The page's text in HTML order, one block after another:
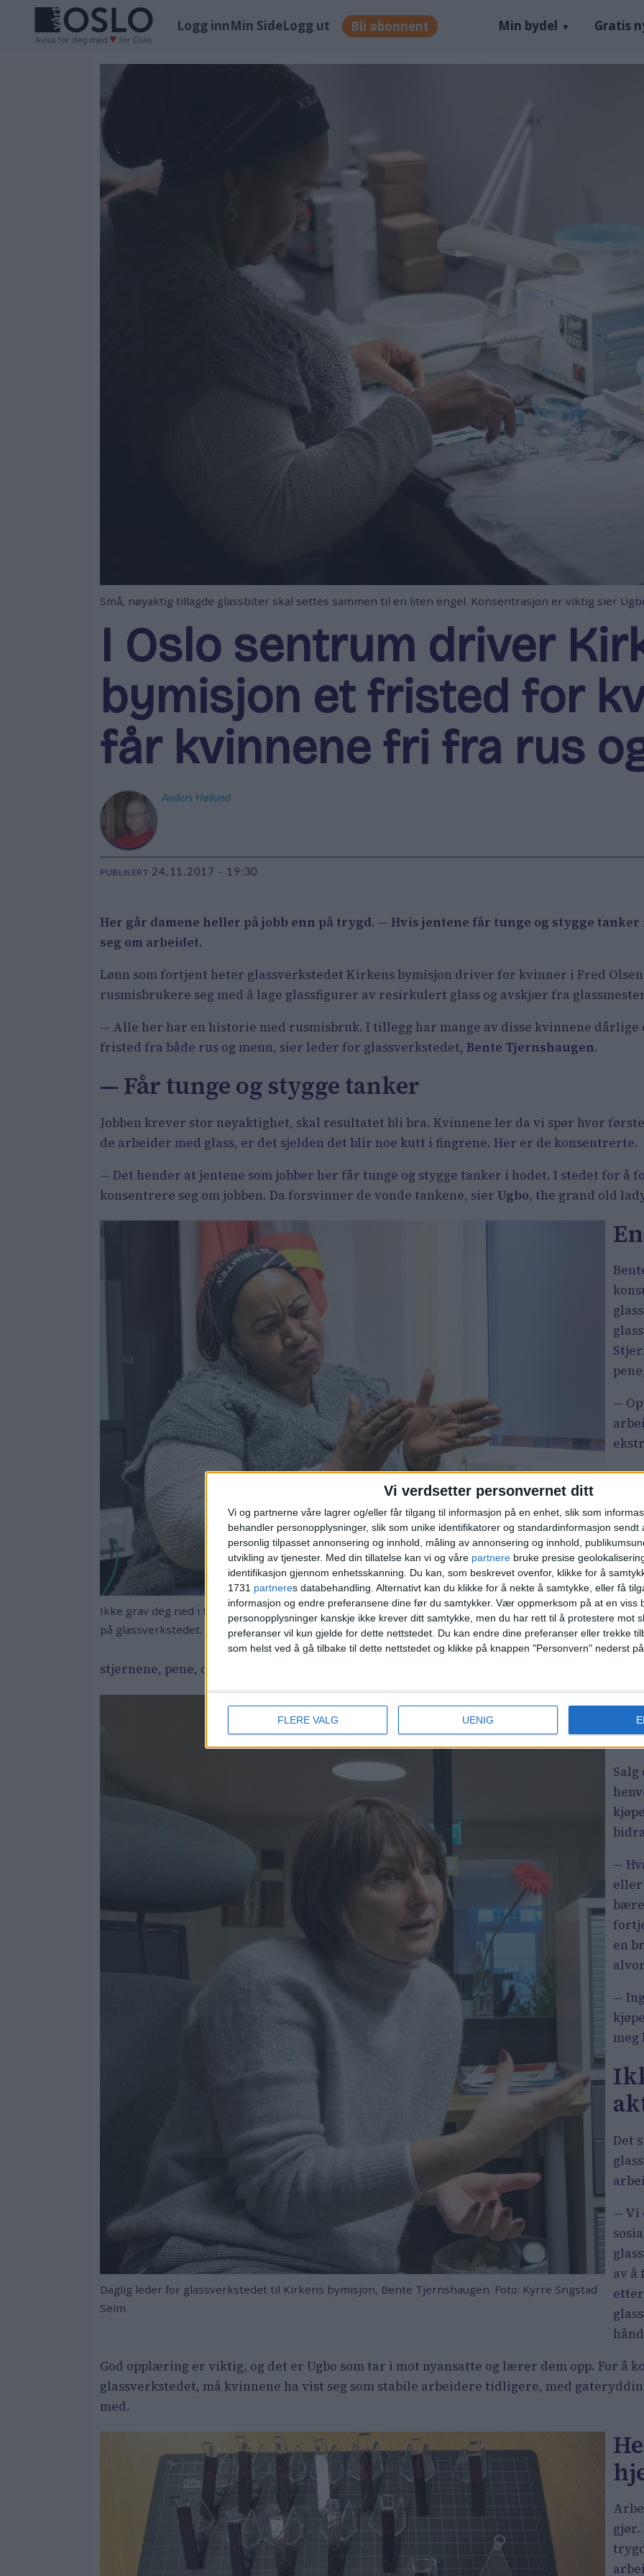
Vi verdsetter personvernet ditt
Vi og partnerne våre lagrer og/eller får tilgang til informasjon på en enhet, slik som
behandler personopplysninger, slik som unike identifikatorer og standardinformasjon sendt
personlig tilpasset annonsering og innhold, måling av annonsering og innhold,
utvikling av tjenester. Med din tillatelse kan vi og våre partnere bruke presise
identifikasjon gjennom enhetsskanning. Du kan, som beskrevet ovenfor, klikke for å
1731 partneres databehandling. Alternativt kan du klikke for å nekte å samtykke, eller få
informasjon og endre preferansene dine før du samtykker. Vær oppmerksom på at en viss
personopplysninger kanskje ikke krever ditt samtykke, men du har rett til å protestere mot
preferanser vil kun gjelde for dette nettstedet. Du kan endre dine preferanser eller trekke
som helst ved å gå tilbake til dette nettstedet og klikke på knappen "Personvern" nederst på
FLERE VALG UENIG
Logg innMin SideLogg ut Bli abonnent Min bydel Gratis
Små, nøyaktig tillagde glassbiter skal settes sammen til en liten engel. Konsentrasjon er viktig sier
I Oslo sentrum driver
bymisjon et fristed for
får kvinnene fri fra rus
Anders Høilund
PUBLISERT 24.11.2017 - 19:30
Her går damene heller på jobb enn på trygd. — Hvis jentene får tunge og stygge tanker
seg om arbeidet.
Lønn som fortjent heter glassverkstedet Kirkens bymisjon driver for kvinner i Fred
rusmisbrukere seg med å lage glassfigurer av resirkulert glass og avskjær fra
— Alle her har en historie med rusmisbruk. I tillegg har mange av disse kvinnene
fristed fra både rus og menn, sier leder for glassverkstedet, Bente Tjernshaugen.
— Får tunge og stygge tanker
Jobben krever stor nøyaktighet, skal resultatet bli bra. Kvinnene ler da vi spør hvor
de arbeider med glass, er det sjelden det blir noe kutt i fingrene. Her er de konsentrerte.
— Det hender at jentene som jobber her får tunge og stygge tanker i hodet. I stedet for å
konsentrere seg om jobben. Da forsvinner de vonde tankene, sierUgbo, the grand old
Ikke grav deg ned i tunge tanker, konsenter deg om jobben, og hodet vil bli lettere, sier Ugbo
på glassverkstedet. Foto: Kyrre Songstad Seim
—
—
dag,
stjernene, pene, og med smeltet, farget glass i midten, forteller Tjernshaugen.
Daglig leder for glassverkstedet til Kirkens bymisjon, Bente Tjernshaugen. Foto: Kyrre Sngstad
Seim
—
eller
en
—
meg
Det
— Vi
av å
God opplæring er viktig, og det er Ugbo som tar i mot nyansatte og lærer dem opp. For å
glassverkstedet, må kvinnene ha vist seg som stabile arbeidere tidligere, med
med.
gjør.